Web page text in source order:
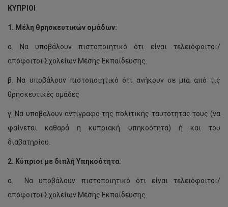
ΚΥΠΡΙΟΙ
1. Μέλη θρησκευτικών ομάδων:
α. Να υποβάλουν πιστοποιητικό ότι είναι τελειόφοιτοι/
απόφοιτοι Σχολείων Μέσης Εκπαίδευσης.
β. Να υποβάλουν πιστοποιητικό ότι ανήκουν σε μια από τις
θρησκευτικές ομάδες
γ. Να υποβάλουν αντίγραφο της πολιτικής ταυτότητας τους (να
φαίνεται καθαρά η κυπριακή υπηκοότητα) ή και του
διαβατηρίου.
2. Κύπριοι με διπλή Υπηκοότητα:
α. Να υποβάλουν πιστοποιητικό ότι είναι τελειόφοιτοι/
απόφοιτοι Σχολείων Μέσης Εκπαίδευσης.